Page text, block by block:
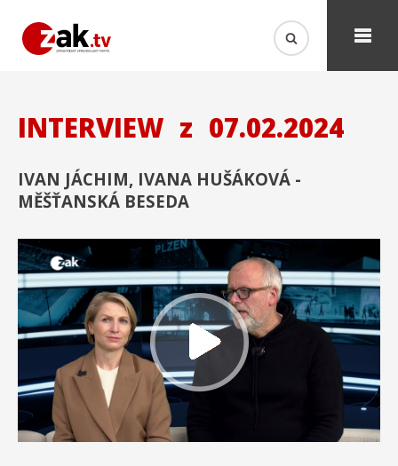
INTERVIEW z 07.02.2024
IVAN JÁCHIM, IVANA HUŠÁKOVÁ -
MĚŠŤANSKÁ BESEDA